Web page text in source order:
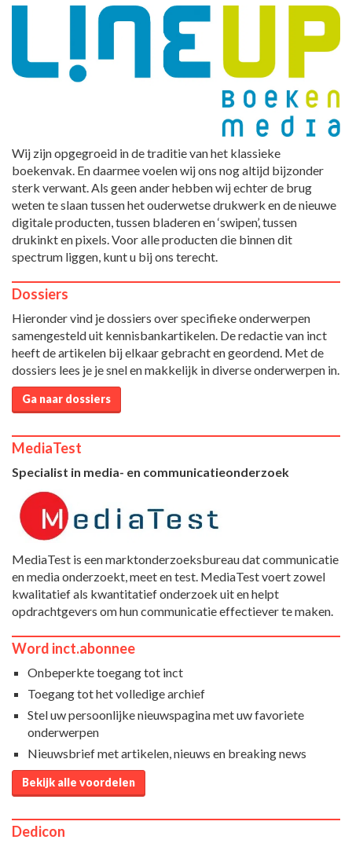
Wij zijn opgegroeid in de traditie van het klassieke
boekenvak. En daarmee voelen wij ons nog altijd bijzonder
sterk verwant. Als geen ander hebben wij echter de brug
weten te slaan tussen het ouderwetse drukwerk en de nieuwe
digitale producten, tussen bladeren en ‘swipen’, tussen
drukinkt en pixels. Voor alle producten die binnen dit
spectrum liggen, kunt u bij ons terecht.
Dossiers
Hieronder vind je dossiers over specifieke onderwerpen
samengesteld uit kennisbankartikelen. De redactie van inct
heeft de artikelen bij elkaar gebracht en geordend. Met de
dossiers lees je je snel en makkelijk in diverse onderwerpen in.
Ga naar dossiers
MediaTest
Specialist in media- en communicatieonderzoek
MediaTest is een marktonderzoeksbureau dat communicatie
en media onderzoekt, meet en test. MediaTest voert zowel
kwalitatief als kwantitatief onderzoek uit en helpt
opdrachtgevers om hun communicatie effectiever te maken.
Word inct.abonnee
Onbeperkte toegang tot inct
Toegang tot het volledige archief
Stel uw persoonlijke nieuwspagina met uw favoriete
onderwerpen
Nieuwsbrief met artikelen, nieuws en breaking news
Bekijk alle voordelen
Dedicon